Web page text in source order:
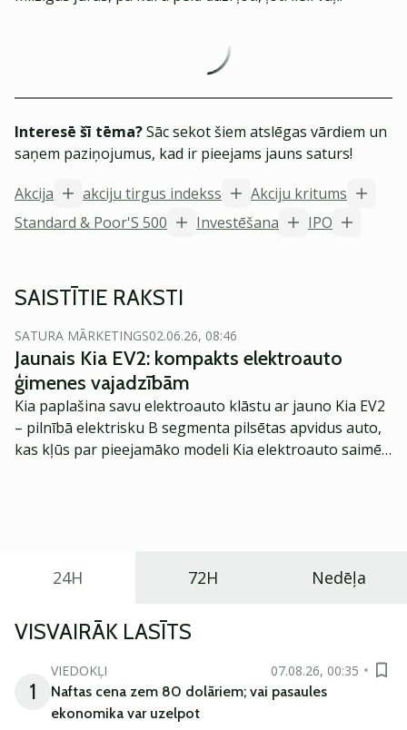
Interesē šī tēma?Sāc sekot šiem atslēgas vārdiem un
saņem paziņojumus, kad ir pieejams jauns saturs!
Akcija
akciju tirgus indekss
Akciju kritums
Standard & Poor'S 500
Investēšana IPO
SAISTĪTIE RAKSTI
SATURA MĀRKETINGS02.06.26, 08:46
Jaunais Kia EV2: kompakts elektroauto
ģimenes vajadzībām
Kia paplašina savu elektroauto klāstu ar jauno Kia EV2
– pilnībā elektrisku B segmenta pilsētas apvidus auto,
kas kļūs par pieejamāko modeli Kia elektroauto saimē
24H 72H Nedēļa
VISVAIRĀK LASĪTS
1
VIEDOKĻI
07.08.26, 00:35
Naftas cena zem 80 dolāriem; vai pasaules
ekonomika var uzelpot